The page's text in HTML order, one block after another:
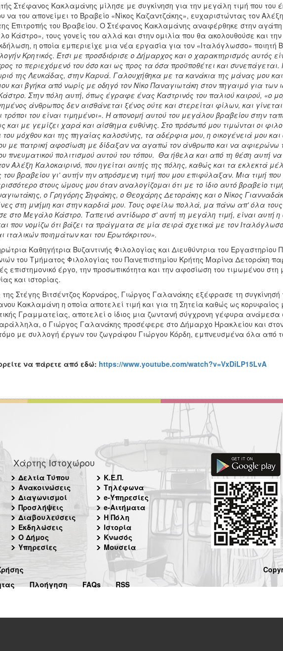
Στέφανος Κακλαμάνης μίλησε με συγκίνηση για την μεγάλη τιμή που του
να του απονείμει το Βραβείο «Νίκος Καζαντζάκης», ευχαριστώντας τον
Επιτροπής του Βραβείου. Ο Στέφανος Κακλαμάνης αναφέρθηκε στην αγάπη
Κάστρο», τους γονείς του αλλά και στην ομιλία που θα ακολουθούσε και την
η οποία εμπεριείχε μια νέα εργασία για τον «Ιταλόγλωσσο» ποιητή
Κρητικός. Έτσι με προσδιόρισε ο Δήμαρχος και ο χαρακτηρισμός αυτός
το περιεχόμενό του όσο και ως προς τα όσα προϋποθέτει και
της Λευκάδας, στην Καρυά. Γαλουχήθηκα με τα κανάκια της μάνας μου
και βγήκα από νωρίς με οδηγό τον Νίκο Παναγιωτάκη στον πηγαιμό για των
Στην πόλη αυτή, όπως έγραφε ένας Καστρινός του παλιού καιρού, «ο
άνθρωπος δεν αισθάνεται ξένος ούτε και στερείται φίλων, και
τρόποι του είναι τιμημένοι». Η απονομή αυτού του μεγάλου βραβείου στην
και με γεμίζει χαρά και αίσθημα ευθύνης. Στο πρόσωπό μου τιμώνται οι
μόχθου και της πηγαίας καλοσύνης, τα αδέρφια μου, η οικογένειά μου και
με πατρική αφοσίωση με δίδαξαν να αγαπώ τον άνθρωπο και να αφιερώνω
πνευματικού πολιτισμού αυτού του τόπου. Θα ήθελα και από τη θέση αυτή
Αλέξη Καλοκαιρινό, που ηγείται αυτής της πόλης, καθώς και τα εκλεκτά
του βραβείου γι' αυτήν την απρόσμενη τιμή που μου επιφύλαξαν. Μια τιμή
στους ώμους μου όταν αναλογίζομαι ότι με το ίδιο αυτό βραβείο
ο Γρηγόρης Σηφάκης, ο Θεοχάρης Δετοράκης και ο Νίκος
στη μνήμη και στην καρδιά μου. Τους οφείλω πολλά, μα πάνω απ' όλα
στο Μεγάλο Κάστρο. Ταπεινό αντίδωρο σ' αυτή τη μεγάλη τιμή, είναι αυτή
που νομίζω ότι βάζει τα πράγματα σε μία σειρά σχετικά με τον
ιταλικών ποιημάτων και του Ερωτόκριτου».
Καθηγήτρια Βυζαντινής Φιλολογίας και Διευθύντρια του Εργαστηρίου
του Τμήματος Φιλολογίας του Πανεπιστημίου Κρήτης Μαρίνα Δετοράκη
επιστημονικό έργο, την προσωπικότητα και την αφοσίωση του τιμωμένου στη
και ιστορίας.
της Στέγης Βιτσέντζος Κορνάρος, Γιώργος Γαλανάκης εξέφρασε τη συγκίνησή
Κακλαμάνη η οποία αποτελεί τιμή και για τη Σητεία καθώς ως κορυφαίος
Γραμματείας, αποτελεί ο ίδιος μια ζωντανή σύγχρονη γέφυρα ανάμεσα
ο Γιώργος Γαλανάκης προσέφερε στο Δήμαρχο Ηρακλείου και
με συλλογή έργων του ζωγράφου Γιώργου Κόρδη, εμπνευσμένα όλα από
να πάρετε από εδώ: https://www.youtube.com/watch?v=VxDiLP15LvA
Χάρτης Ιστοχώρου
Δελτία Τύπου
Ανακοινώσεις
Διαγωνισμοί
Προσλήψεις
Διαβουλεύσεις
Εκδηλώσεις
Ο Δήμος
Υπηρεσίες
Κ.Ε.Π.
Τηλέφωνα
e-Υπηρεσίες
e-Αιτήματα
Η Πόλη
Ιστορία
Κνωσός
Μουσεία
Πλοήγηση FAQs RSS